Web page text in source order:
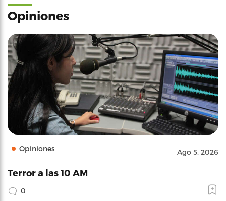
Opiniones
Opiniones Ago 5, 2026
Terror a las 10 AM
0